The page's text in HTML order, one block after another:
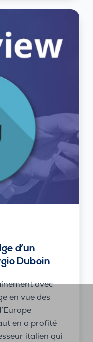
d’un
Duboin
avec
en vue des
en a profité
italien qui